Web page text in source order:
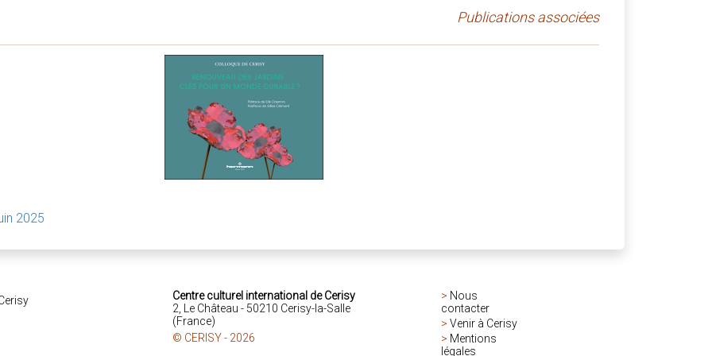
Publications associées
2025
Centre culturel international de Cerisy
2, Le Château - 50210 Cerisy-la-Salle
(France)
© CERISY - 2026
> Nous
contacter
> Venir à Cerisy
> Mentions
légales